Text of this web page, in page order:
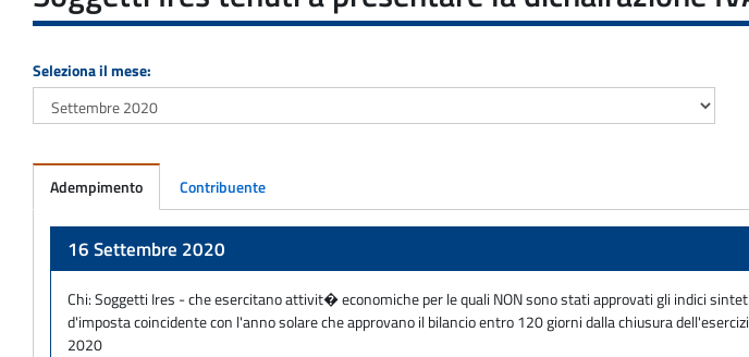
Seleziona il mese:
Adempimento Contribuente
16 Settembre 2020
Chi:Soggetti Ires - che esercitano attivit� economiche per le quali NON sono stati approvati gli indici
d'imposta coincidente con l'anno solare che approvano il bilancio entro 120 giorni dalla chiusura
2020